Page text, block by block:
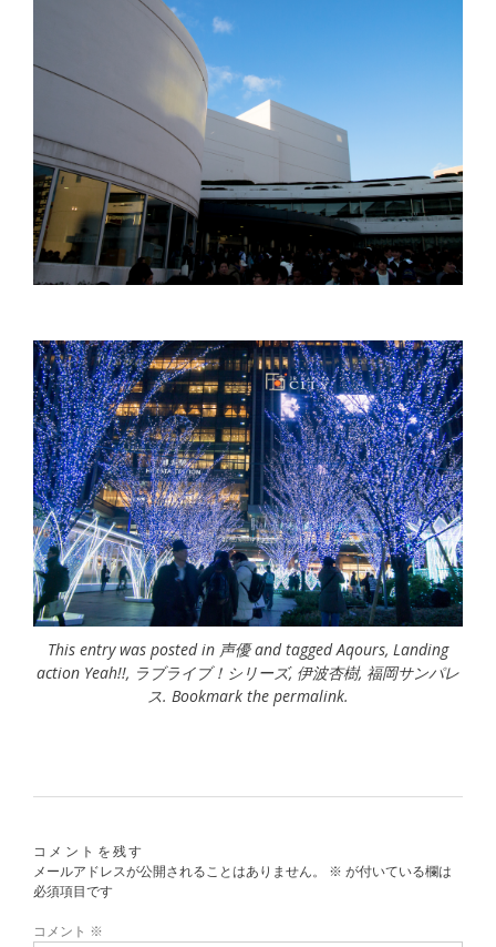
This entry was posted in 声優and taggedAqours, Landing
action Yeah!!, ラブライブ！シリーズ, 伊波杏樹, 福岡サンパレ
ス. Bookmark the permalink.
コメントを残す
メールアドレスが公開されることはありません。
※ が付いている欄は
必須項目です
コメント ※